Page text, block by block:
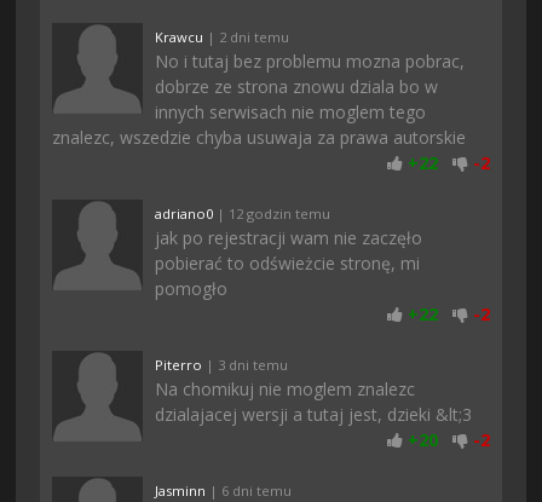
Krawcu | 2 dni temu
No i tutaj bez problemu mozna pobrac,
dobrze ze strona znowu dziala bo w
innych serwisach nie moglem tego
znalezc, wszedzie chyba usuwaja za prawa autorskie
+22 -2
adriano0 | 12 godzin temu
jak po rejestracji wam nie zaczęło
pobierać to odświeżcie stronę, mi
pomogło
+22 -2
Piterro | 3 dni temu
Na chomikuj nie moglem znalezc
dzialajacej wersji a tutaj jest, dzieki &lt;3
+20 -2
Jasminn | 6 dni temu